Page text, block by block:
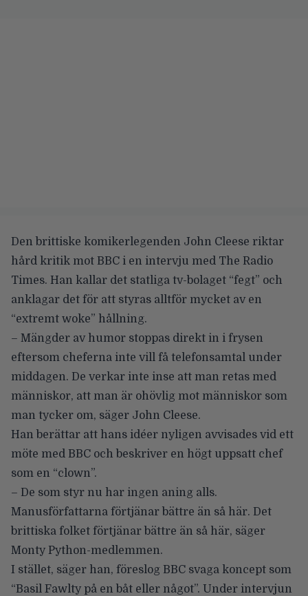
Den brittiske komikerlegenden John Cleese riktar
hård kritik mot BBC i en intervju med The Radio
Times. Han kallar det statliga tv-bolaget “fegt” och
anklagar det för att styras alltför mycket av en
“extremt woke” hållning.
– Mängder av humor stoppas direkt in i frysen
eftersom cheferna inte vill få telefonsamtal under
middagen. De verkar inte inse att man retas med
människor, att man är ohövlig mot människor som
man tycker om, säger John Cleese.
Han berättar att hans idéer nyligen avvisades vid ett
möte med BBC och beskriver en högt uppsatt chef
som en “clown”.
– De som styr nu har ingen aning alls.
Manusförfattarna förtjänar bättre än så här. Det
brittiska folket förtjänar bättre än så här, säger
Monty Python-medlemmen.
I stället, säger han, föreslog BBC svaga koncept som
“Basil Fawlty på en båt eller något”. Under intervjun